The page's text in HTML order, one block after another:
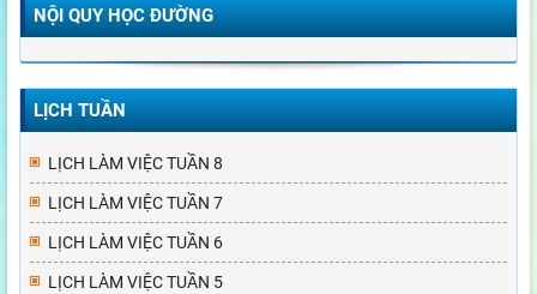
NỘI QUY HỌC ĐƯỜNG
LỊCH TUẦN
LỊCH LÀM VIỆC TUẦN 8
LỊCH LÀM VIỆC TUẦN 7
LỊCH LÀM VIỆC TUẦN 6
LỊCH LÀM VIỆC TUẦN 5